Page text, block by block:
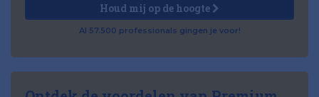
Houd mij op de hoogte
Al 57.500 professionals gingen je voor!